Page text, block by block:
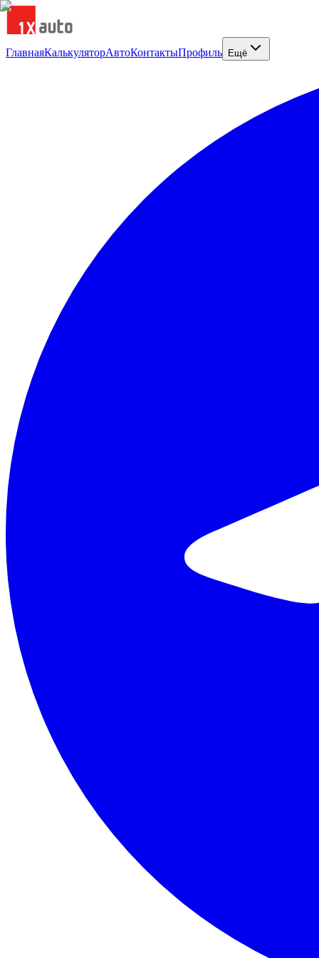
ГлавнаяКалькуляторАвтоКонтактыПрофиль Ещё